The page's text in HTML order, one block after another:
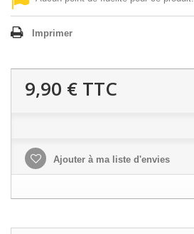
Imprimer
9,90 € TTC
Ajouter à ma liste d'envies